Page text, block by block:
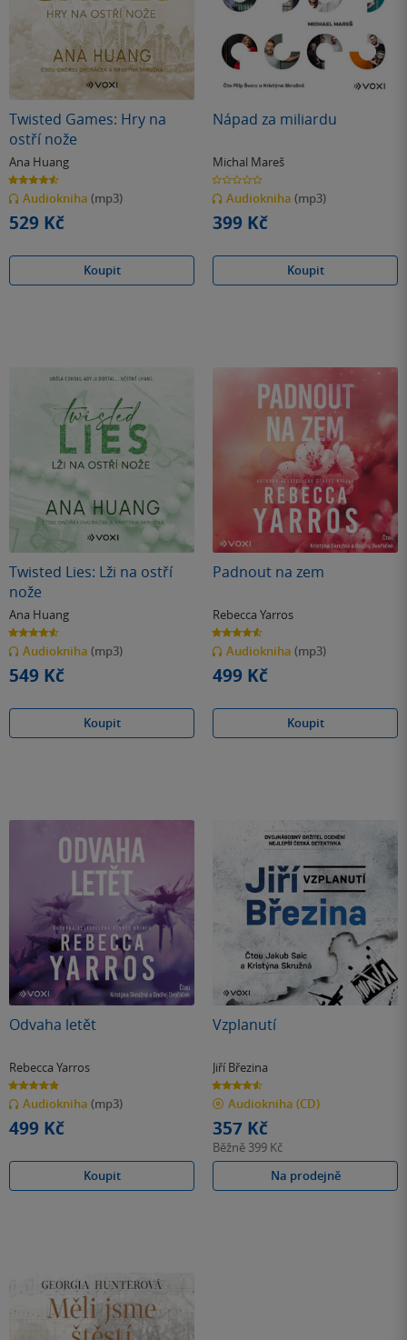
Twisted Games: Hry na
ostří nože
Ana Huang
4.6
z
5
hvězdiček
Audiokniha (mp3)
529 Kč
Koupit
Nápad za miliardu
Michal Mareš
0.0
z
5
hvězdiček
Audiokniha (mp3)
399 Kč
Koupit
Twisted Lies: Lži na ostří
nože
Ana Huang
4.6
z
5
hvězdiček
Audiokniha (mp3)
549 Kč
Koupit
Padnout na zem
Rebecca Yarros
4.6
z
5
hvězdiček
Audiokniha (mp3)
499 Kč
Koupit
Odvaha letět
Rebecca Yarros
4.9
z
5
hvězdiček
Audiokniha (mp3)
499 Kč
Koupit
Vzplanutí
Jiří Březina
4.6
z
5
hvězdiček
Audiokniha (CD)
357 Kč
Běžně 399 Kč
Na prodejně